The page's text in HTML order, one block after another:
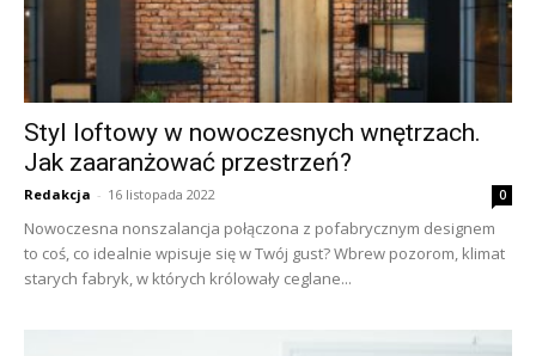
Styl loftowy w nowoczesnych wnętrzach.
Jak zaaranżować przestrzeń?
Redakcja - 16 listopada 2022 0
Nowoczesna nonszalancja połączona z pofabrycznym designem
to coś, co idealnie wpisuje się w Twój gust? Wbrew pozorom, klimat
starych fabryk, w których królowały ceglane...